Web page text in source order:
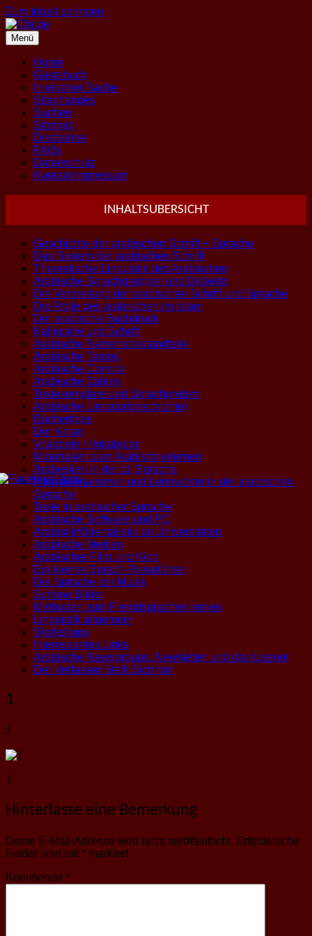
Zum Inhalt springen
Menü
Home
Gästebuch
In eigener Sache
Sitechanges
Suchen
Sitemap
Disclaimer
FAQs
Datenschutz
Kontakt/Impressum
INHALTSUBERSICHT
Geschichte der arabischen Schrift + Sprache
Das System der arabischen Schrift
Theoretische Linguistik des Arabischen
Arabische Sprachgruppen und Dialekte
Die Verbreitung der arabischen Schrift und Sprache
Die Rolle des arabischen im Islam
Der arabische Buchdruck
Kalligrafie und Schrift
Arabische Namensbestandteile
Arabische Tatoos
Arabische Comics
Arabische Zahlen
Textexemplare und Sprachproben
Arabische Literatur(geschichte)
Büchertipps
Der Koran
Vokabeln / Vokabular
Materialien zum Arabisch erlernen
Arabesken in der dt. Sprache
Internationalismen und Lehnwörter in der arabischen
Sprache
Texte in arabischer Sprache
Arabische Software und PC
Arabistik/Orientalistik an Universitäten
Arabische Medien
Arabischer Film und Kino
Ein kleiner Sprach-Reiseführer
Die Sprache der Musik
Schöne Bilder
Methoden zum Fremdsprachen lernen
Linguistik allgemein
Workshops
Interessantes Links
Arabische Newsgroups, Newsletter und das Usenet
Der Verfasser Stellt Sich Vor
1
1
1
Hinterlasse eine Bemerkung
Deine E-Mail-Adresse wird nicht veröffentlicht. Erforderliche
Felder sind mit * markiert
Kommentar *